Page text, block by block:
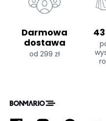
Darmowa
dostawa
od 299 zł